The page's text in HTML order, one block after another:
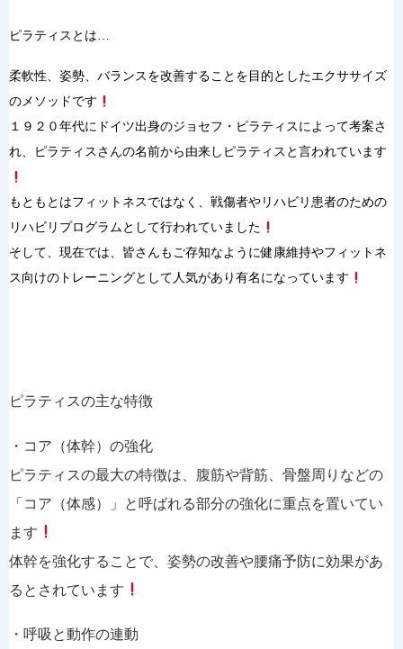
ピラティスとは…
柔軟性、姿勢、バランスを改善することを目的としたエクササイズ
のメソッドです
１９２０年代にドイツ出身のジョセフ・ピラティスによって考案さ
れ、ピラティスさんの名前から由来しピラティスと言われています
もともとはフィットネスではなく、戦傷者やリハビリ患者のための
リハビリプログラムとして行われていました
そして、現在では、皆さんもご存知なように健康維持やフィットネ
ス向けのトレーニングとして人気があり有名になっています
ピラティスの主な特徴
・コア（体幹）の強化
ピラティスの最大の特徴は、腹筋や背筋、骨盤周りなどの
「コア（体感）」と呼ばれる部分の強化に重点を置いてい
ます
体幹を強化することで、姿勢の改善や腰痛予防に効果があ
るとされています
・呼吸と動作の連動